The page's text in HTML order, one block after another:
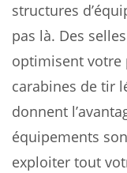
structures
pas là. Des
optimisent votre
carabines de tir
donnent
équipements
exploiter tout